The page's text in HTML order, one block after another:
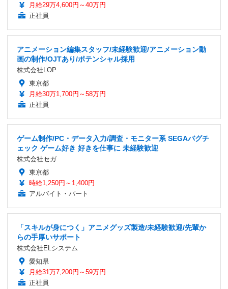
月給29万4,600円～40万円
正社員
アニメーション編集スタッフ/未経験歓迎/アニメーション動
画の制作/OJTあり/ポテンシャル採用
株式会社LOP
東京都
月給30万1,700円～58万円
正社員
ゲーム制作/PC・データ入力/調査・モニター系 SEGAバグチ
ェック ゲーム好き 好きを仕事に 未経験歓迎
株式会社セガ
東京都
時給1,250円～1,400円
アルバイト・パート
「スキルが身につく」アニメグッズ製造/未経験歓迎/先輩か
らの手厚いサポート
株式会社ELシステム
愛知県
月給31万7,200円～59万円
正社員